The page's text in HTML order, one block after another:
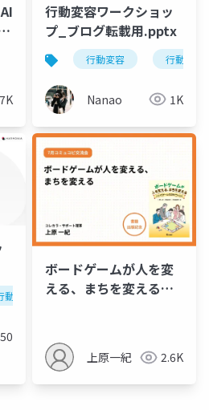
行動変容ワークショッ
プ_ブログ転載用.pptx
行動変容 行動変容
Nanao 1K
動変容テック 行動変容デザイン
ボードゲームが人を変
える、まちを変える
上原一紀 2.6K